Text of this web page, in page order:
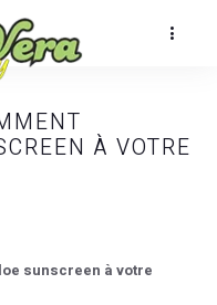
À VOTRE
sunscreen à votre